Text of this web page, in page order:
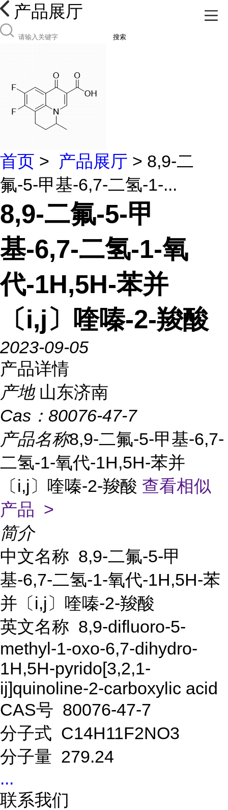
产品展厅
搜索
首页 > 产品展厅 > 8,9-二
氟-5-甲基-6,7-二氢-1-...
8,9-二氟-5-甲
基-6,7-二氢-1-氧
代-1H,5H-苯并
〔i,j〕喹嗪-2-羧酸
2023-09-05
产品详情
产地 山东济南
Cas： 80076-47-7
产品名称8,9-二氟-5-甲基-6,7-
二氢-1-氧代-1H,5H-苯并
〔i,j〕喹嗪-2-羧酸 查看相似
产品 >
简介
中文名称 8,9-二氟-5-甲
基-6,7-二氢-1-氧代-1H,5H-苯
并〔i,j〕喹嗪-2-羧酸
英文名称 8,9-difluoro-5-
methyl-1-oxo-6,7-dihydro-
1H,5H-pyrido[3,2,1-
ij]quinoline-2-carboxylic acid
CAS号 80076-47-7
分子式 C14H11F2NO3
分子量 279.24
...
联系我们